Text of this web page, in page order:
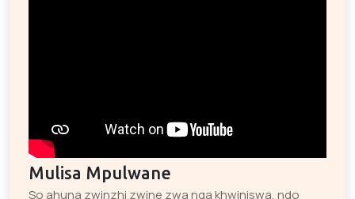
Mulisa Mpulwane
So ahuna zwinzhi zwine zwa nga khwiniswa, ndo